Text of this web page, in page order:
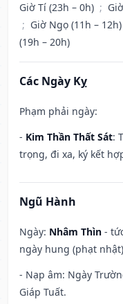
Giờ Tí (23h – 0h) ;
; Giờ Ngọ (11h – 12h)
(19h – 20h)
Các Ngày Kỵ
Phạm phải ngày:
- Kim Thần Thất Sát:
trọng, đi xa, ký kết
Ngũ Hành
Ngày: Nhâm Thìn -
ngày hung (phạt
- Nạp âm: Ngày
Giáp Tuất.